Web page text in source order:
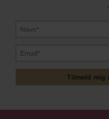
Tilmeld mig